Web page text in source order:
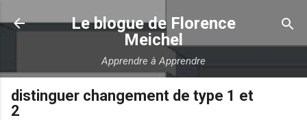
Accéder au contenu principal
Le blogue de Florence
Meichel
Apprendre à Apprendre
distinguer changement de type 1 et
2